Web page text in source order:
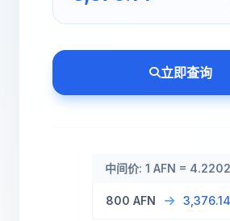
立即查询
中间价: 1 AFN =
800 AFN